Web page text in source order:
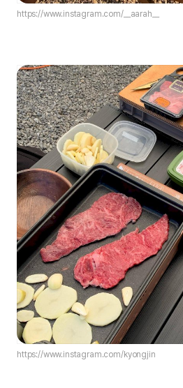
https://www.instagram.com/__aarah__
https://www.instagram.com/kyongjin